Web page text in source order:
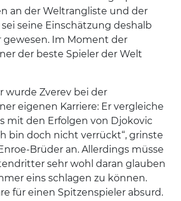
an der Weltrangliste und der
seine Einschätzung deshalb
gewesen. Im Moment der
der beste Spieler der Welt
wurde Zverev bei der
eigenen Karriere: Er vergleiche
mit den Erfolgen von Djokovic
bin doch nicht verrückt“, grinste
Brüder an. Allerdings müsse
sehr wohl daran glauben
eins schlagen zu können.
für einen Spitzenspieler absurd.